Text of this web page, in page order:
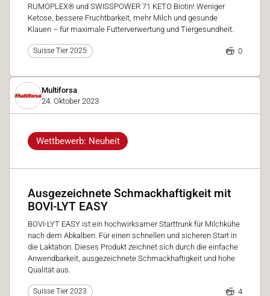
RUMOPLEX® und SWISSPOWER 71 KETO Biotin! Weniger
Ketose, bessere Fruchtbarkeit, mehr Milch und gesunde
Klauen – für maximale Futterverwertung und Tiergesundheit.
Suisse Tier 2025 0
Multiforsa
24. Oktober 2023
Wettbewerb: Neuheit
Ausgezeichnete Schmackhaftigkeit mit
BOVI-LYT EASY
BOVI-LYT EASY ist ein hochwirksamer Starttrunk für Milchkühe
nach dem Abkalben. Für einen schnellen und sicheren Start in
die Laktation. Dieses Produkt zeichnet sich durch die einfache
Anwendbarkeit, ausgezeichnete Schmackhaftigkeit und hohe
Qualität aus.
Suisse Tier 2023 4